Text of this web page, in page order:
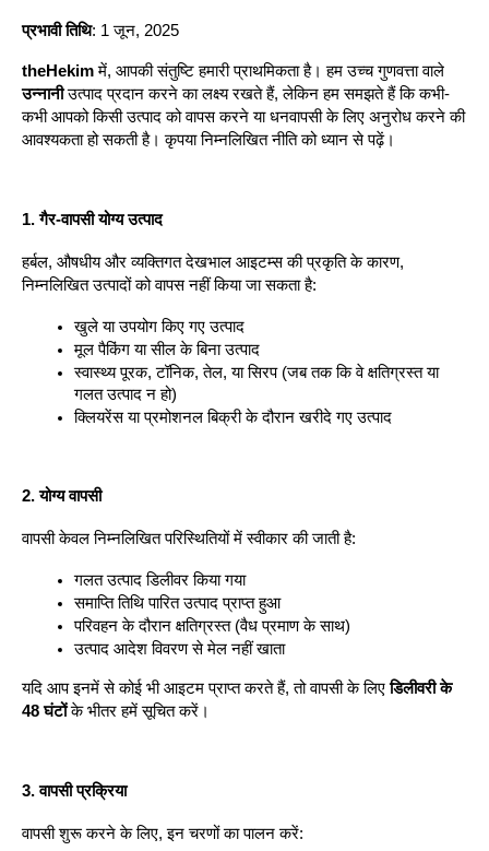
प्रभावी तिथि: 1 जून, 2025
theHekim
उन्नानी उत्पाद प्रदान करने का लक्ष्य रखते हैं, लेकिन हम समझते हैं कि कभी-
कभी आपको किसी उत्पाद को वापस करने या धनवापसी के लिए अनुरोध करने की
आवश्यकता हो सकती है। कृपया निम्नलिखित नीति को ध्यान से पढ़ें।
1. गैर-वापसी योग्य उत्पाद
हर्बल, औषधीय और व्यक्तिगत देखभाल आइटम्स की प्रकृति के कारण,
निम्नलिखित उत्पादों को वापस नहीं किया जा सकता है:
खुले या उपयोग किए गए उत्पाद
मूल पैकिंग या सील के बिना उत्पाद
स्वास्थ्य पूरक, टॉनिक, तेल, या सिरप (जब तक कि वे क्षतिग्रस्त या
गलत उत्पाद न हो)
क्लियरेंस या प्रमोशनल बिक्री के दौरान खरीदे गए उत्पाद
2. योग्य वापसी
वापसी केवल निम्नलिखित परिस्थितियों में स्वीकार की जाती है:
गलत उत्पाद डिलीवर किया गया
समाप्ति तिथि पारित उत्पाद प्राप्त हुआ
परिवहन के दौरान क्षतिग्रस्त (वैध प्रमाण के साथ)
उत्पाद आदेश विवरण से मेल नहीं खाता
यदि आप इनमें से कोई भी आइटम प्राप्त करते हैं, तो वापसी के लिए डिलीवरी के
48 घंटों के भीतर हमें सूचित करें।
3. वापसी प्रक्रिया
वापसी शुरू करने के लिए, इन चरणों का पालन करें: